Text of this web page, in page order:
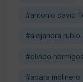
#antonio david
#alejandra rubio
#olvido hormigos
#adara molinero